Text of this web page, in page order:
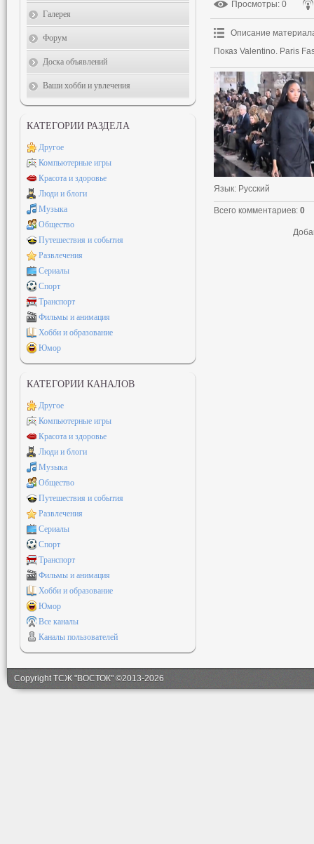
Просмотры: 0
Описание
Показ Valentino. Paris
Язык: Русский
Всего комментариев: 0
Галерея
Форум
Доска объявлений
Ваши хобби и увлечения
КАТЕГОРИИ РАЗДЕЛА
Другое
Компьютерные игры
Красота и здоровье
Люди и блоги
Музыка
Общество
Путешествия и события
Развлечения
Сериалы
Спорт
Транспорт
Фильмы и анимация
Хобби и образование
Юмор
КАТЕГОРИИ КАНАЛОВ
Другое
Компьютерные игры
Красота и здоровье
Люди и блоги
Музыка
Общество
Путешествия и события
Развлечения
Сериалы
Спорт
Транспорт
Фильмы и анимация
Хобби и образование
Юмор
Все каналы
Каналы пользователей
Copyright ТСЖ "ВОСТОК" ©2013-2026